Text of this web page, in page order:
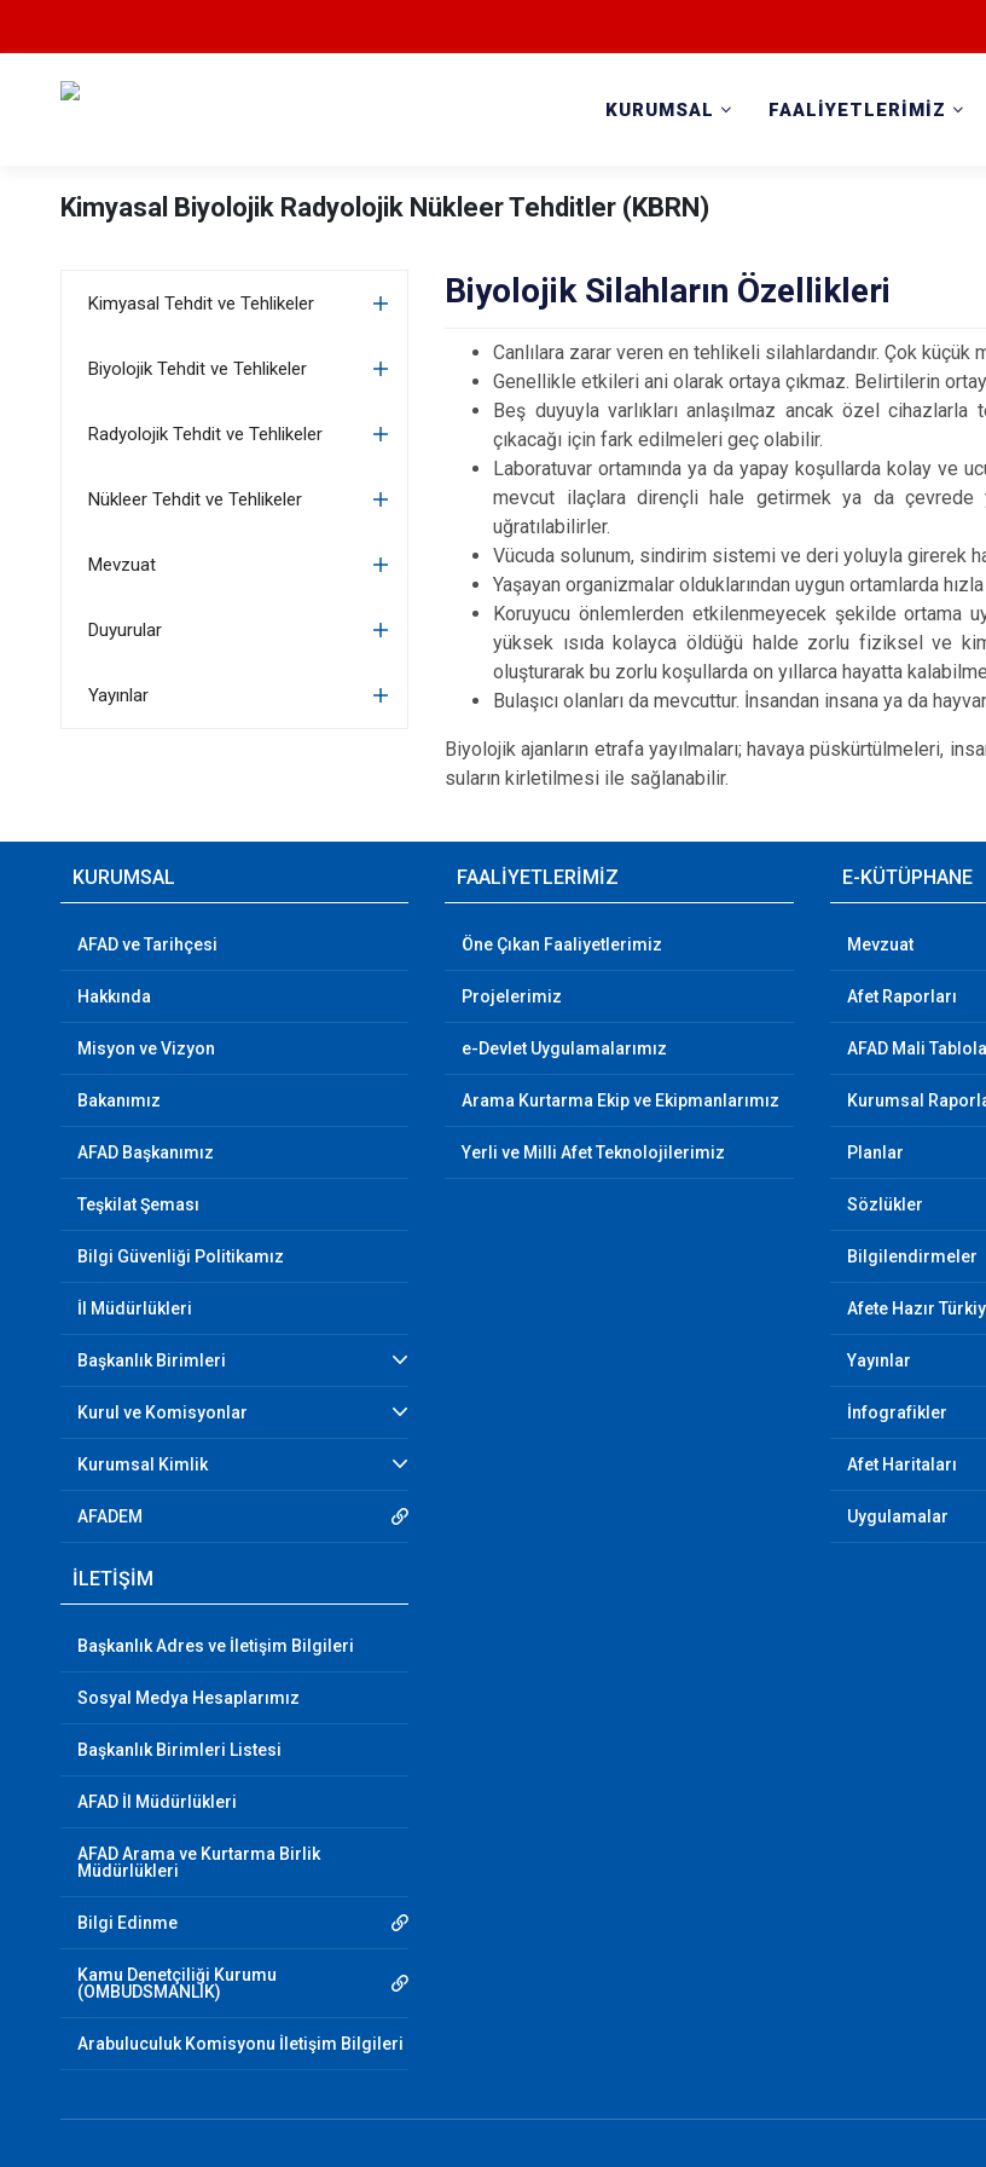
KURUMSAL FAALİYETLERİMİZ
Kimyasal Biyolojik Radyolojik Nükleer Tehditler (KBRN)
Kimyasal Tehdit ve Tehlikeler
Biyolojik Tehdit ve Tehlikeler
Radyolojik Tehdit ve Tehlikeler
Nükleer Tehdit ve Tehlikeler
Mevzuat
Duyurular
Yayınlar
Biyolojik Silahların Özellikleri
Canlılara zarar veren en tehlikeli silahlardandır. Çok küçük
Genellikle etkileri ani olarak ortaya çıkmaz. Belirtilerin
Beş duyuyla varlıkları anlaşılmaz ancak özel
çıkacağı için fark edilmeleri geç olabilir.
Laboratuvar ortamında ya da yapay koşullarda kolay ve
mevcut ilaçlara dirençli hale getirmek ya da çevrede
uğratılabilirler.
Vücuda solunum, sindirim sistemi ve deri yoluyla girerek
Yaşayan organizmalar olduklarından uygun ortamlarda
Koruyucu önlemlerden etkilenmeyecek şekilde ortama
yüksek ısıda kolayca öldüğü halde zorlu fiziksel ve
oluşturarak bu zorlu koşullarda on yıllarca hayatta
Bulaşıcı olanları da mevcuttur. İnsandan insana ya da
Biyolojik ajanların etrafa yayılmaları; havaya püskürtülmeleri,
suların kirletilmesi ile sağlanabilir.
KURUMSAL
AFAD ve Tarihçesi
Hakkında
Misyon ve Vizyon
Bakanımız
AFAD Başkanımız
Teşkilat Şeması
Bilgi Güvenliği Politikamız
İl Müdürlükleri
Başkanlık Birimleri
Kurul ve Komisyonlar
Kurumsal Kimlik
AFADEM
FAALİYETLERİMİZ
Öne Çıkan Faaliyetlerimiz
Projelerimiz
e-Devlet Uygulamalarımız
Arama Kurtarma Ekip ve Ekipmanlarımız
Yerli ve Milli Afet Teknolojilerimiz
E-KÜTÜPHANE
Mevzuat
Afet Raporları
AFAD Mali
Kurumsal
Planlar
Sözlükler
Bilgilendirmeler
Afete Hazır
Yayınlar
İnfografikler
Afet Haritaları
Uygulamalar
İLETİŞİM
Başkanlık Adres ve İletişim Bilgileri
Sosyal Medya Hesaplarımız
Başkanlık Birimleri Listesi
AFAD İl Müdürlükleri
AFAD Arama ve Kurtarma Birlik
Müdürlükleri
Bilgi Edinme
Kamu Denetçiliği Kurumu
(OMBUDSMANLIK)
Arabuluculuk Komisyonu İletişim Bilgileri